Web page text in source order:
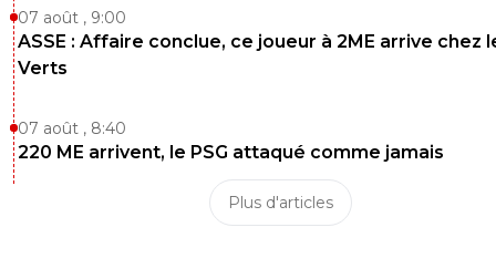
07 août , 9:00
ASSE : Affaire conclue, ce joueur à 2ME arrive chez
Verts
07 août , 8:40
220 ME arrivent, le PSG attaqué comme jamais
Plus d'articles